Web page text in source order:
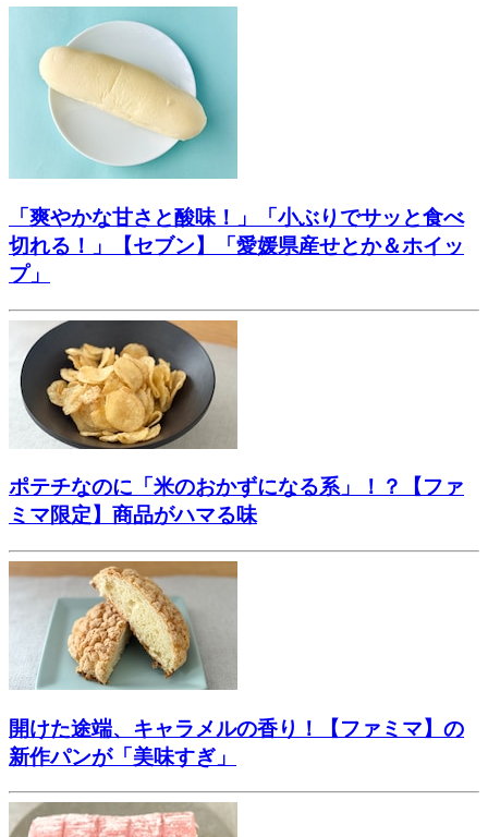
「爽やかな甘さと酸味！」「小ぶりでサッと食べ
切れる！」【セブン】「愛媛県産せとか＆ホイッ
プ」
ポテチなのに「米のおかずになる系」！？【ファ
ミマ限定】商品がハマる味
開けた途端、キャラメルの香り！【ファミマ】の
新作パンが「美味すぎ」